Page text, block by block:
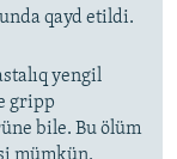
qayd etildi.
yengil
gripp
bile. Bu ölüm